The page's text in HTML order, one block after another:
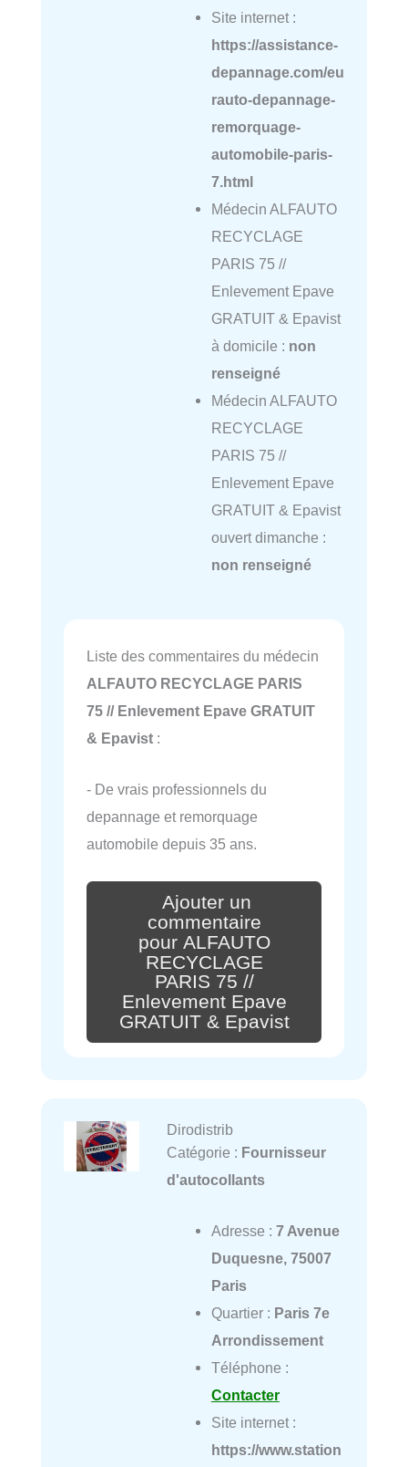
Site internet :
https://assistance-
depannage.com/eu
rauto-depannage-
remorquage-
automobile-paris-
7.html
Médecin ALFAUTO
RECYCLAGE
PARIS 75 //
Enlevement Epave
GRATUIT & Epavist
à domicile : non
renseigné
Médecin ALFAUTO
RECYCLAGE
PARIS 75 //
Enlevement Epave
GRATUIT & Epavist
ouvert dimanche :
non renseigné
Liste des commentaires du médecin
ALFAUTO RECYCLAGE PARIS
75 // Enlevement Epave GRATUIT
& Epavist :
- De vrais professionnels du
depannage et remorquage
automobile depuis 35 ans.
Ajouter un
commentaire
pour ALFAUTO
RECYCLAGE
PARIS 75 //
Enlevement Epave
GRATUIT & Epavist
Dirodistrib
Catégorie : Fournisseur
d'autocollants
Adresse : 7 Avenue
Duquesne, 75007
Paris
Quartier : Paris 7e
Arrondissement
Téléphone :
Contacter
Site internet :
https://www.station